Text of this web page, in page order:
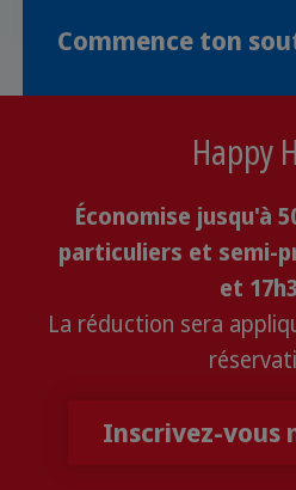
Commence ton
Happy
Économise jusqu'à
particuliers et semi-
et
La réduction sera
Inscrivez-vous